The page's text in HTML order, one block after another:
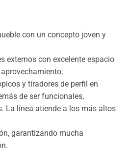
con un concepto joven y
externos con excelente espacio
y tiradores de perfil en
de ser funcionales,
La línea atiende a los más altos
garantizando mucha